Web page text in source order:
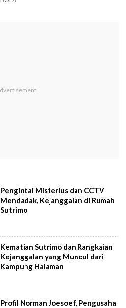
Pengintai Misterius dan CCTV
Mendadak, Kejanggalan di Rumah
Sutrimo
Kematian Sutrimo dan Rangkaian
Kejanggalan yang Muncul dari
Kampung Halaman
Profil Norman Joesoef, Pengusaha